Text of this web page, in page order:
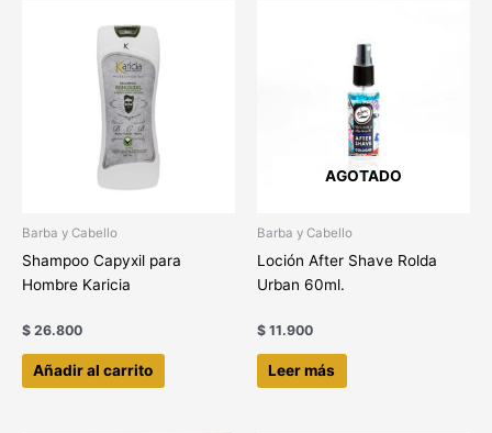
Barba y Cabello
Shampoo Capyxil para
Hombre Karicia
$ 26.800
Añadir al carrito
AGOTADO
Barba y Cabello
Loción After Shave Rolda
Urban 60ml.
$ 11.900
Leer más